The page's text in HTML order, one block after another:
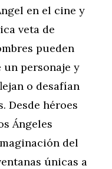
en el cine y
veta de
pueden
personaje y
o desafían
Desde héroes
Ángeles
del
únicas a